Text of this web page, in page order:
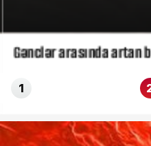
Gənclər arasında artan
1